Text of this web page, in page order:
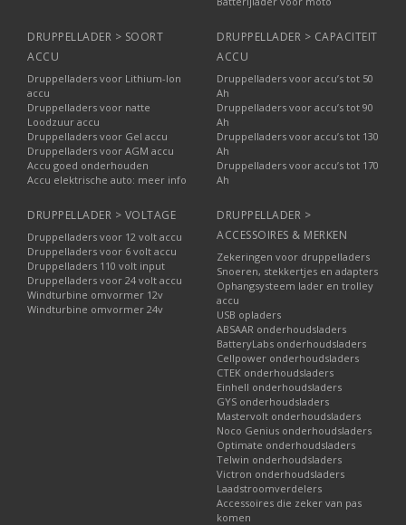
DRUPPELLADER > SOORT
ACCU
Druppelladers voor Lithium-Ion
accu
Druppelladers voor natte
Loodzuur accu
Druppelladers voor Gel accu
Druppelladers voor AGM accu
Accu goed onderhouden
Accu elektrische auto: meer info
DRUPPELLADER > CAPACITEIT
ACCU
Druppelladers voor accu’s tot 50
Ah
Druppelladers voor accu’s tot 90
Ah
Druppelladers voor accu’s tot 130
Ah
Druppelladers voor accu’s tot 170
Ah
DRUPPELLADER > VOLTAGE
Druppelladers voor 12 volt accu
Druppelladers voor 6 volt accu
Druppelladers 110 volt input
Druppelladers voor 24 volt accu
Windturbine omvormer 12v
Windturbine omvormer 24v
DRUPPELLADER >
ACCESSOIRES & MERKEN
Zekeringen voor druppelladers
Snoeren, stekkertjes en adapters
Ophangsysteem lader en trolley
accu
USB opladers
ABSAAR onderhoudsladers
BatteryLabs onderhoudsladers
Cellpower onderhoudsladers
CTEK onderhoudsladers
Einhell onderhoudsladers
GYS onderhoudsladers
Mastervolt onderhoudsladers
Noco Genius onderhoudsladers
Optimate onderhoudsladers
Telwin onderhoudsladers
Victron onderhoudsladers
Laadstroomverdelers
Accessoires die zeker van pas
komen